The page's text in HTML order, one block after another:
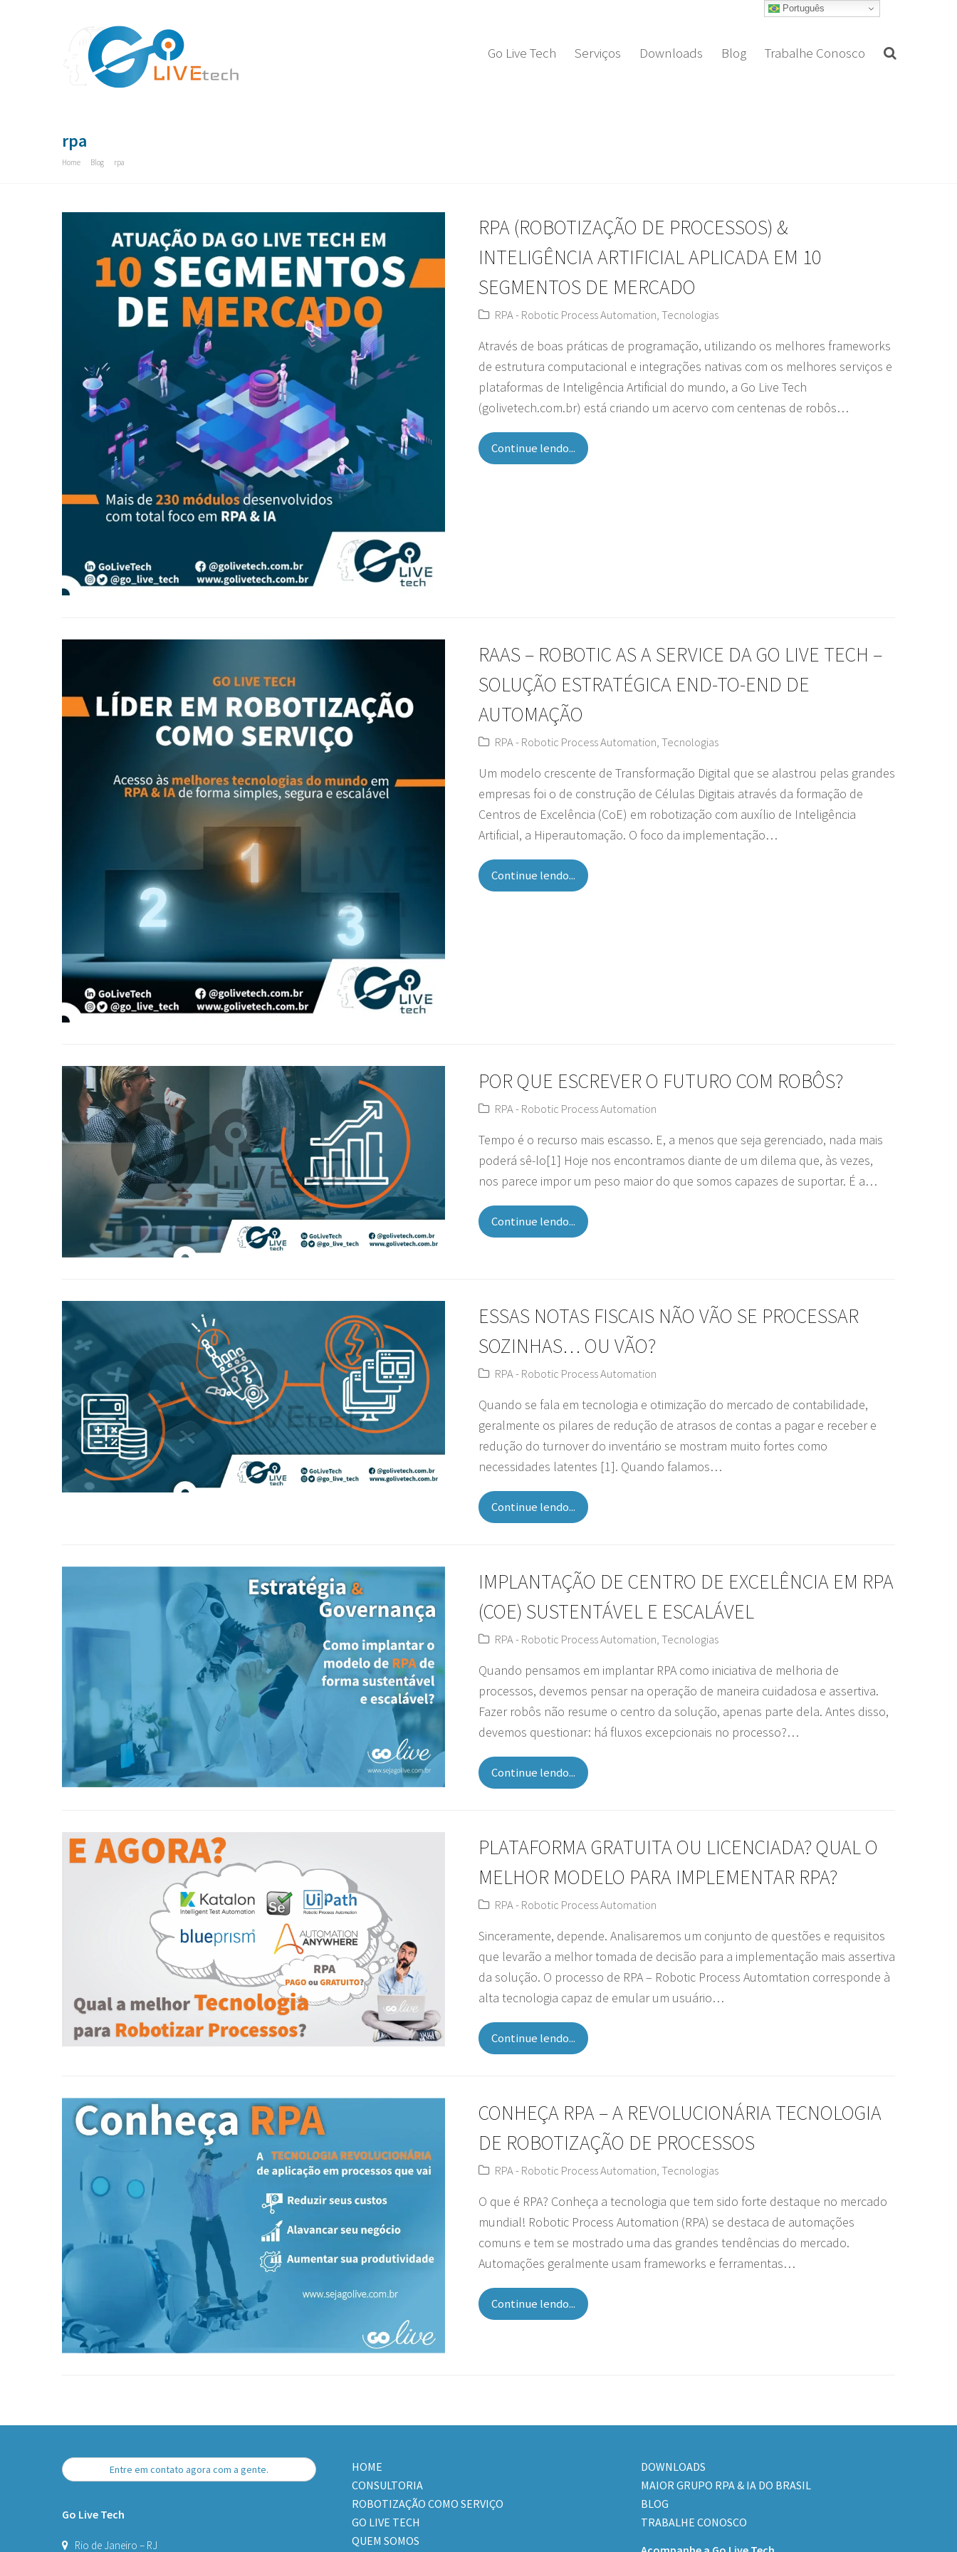
Go Live Tech Serviços Downloads Blog Trabalhe Conosco
rpa
Home Blog rpa
RPA (ROBOTIZAÇÃO DE PROCESSOS) &
INTELIGÊNCIA ARTIFICIAL APLICADA EM 10
SEGMENTOS DE MERCADO
RPA - Robotic Process Automation,Tecnologias
Através de boas práticas de programação, utilizando os melhores frameworks
de estrutura computacional e integrações nativas com os melhores serviços e
plataformas de Inteligência Artificial do mundo, a Go Live Tech
(golivetech.com.br) está criando um acervo com centenas de robôs…
Continue lendo...
RAAS – ROBOTIC AS A SERVICE DA GO LIVE TECH –
SOLUÇÃO ESTRATÉGICA END-TO-END DE
AUTOMAÇÃO
RPA - Robotic Process Automation,Tecnologias
Um modelo crescente de Transformação Digital que se alastrou pelas grandes
empresas foi o de construção de Células Digitais através da formação de
Centros de Excelência (CoE) em robotização com auxílio de Inteligência
Artificial, a Hiperautomação. O foco da implementação…
Continue lendo...
POR QUE ESCREVER O FUTURO COM ROBÔS?
RPA - Robotic Process Automation
Tempo é o recurso mais escasso. E, a menos que seja gerenciado, nada mais
poderá sê-lo[1] Hoje nos encontramos diante de um dilema que, às vezes,
nos parece impor um peso maior do que somos capazes de suportar. É a…
Continue lendo...
ESSAS NOTAS FISCAIS NÃO VÃO SE PROCESSAR
SOZINHAS… OU VÃO?
RPA - Robotic Process Automation
Quando se fala em tecnologia e otimização do mercado de contabilidade,
geralmente os pilares de redução de atrasos de contas a pagar e receber e
redução do turnover do inventário se mostram muito fortes como
necessidades latentes [1]. Quando falamos…
Continue lendo...
IMPLANTAÇÃO DE CENTRO DE EXCELÊNCIA EM RPA
(COE) SUSTENTÁVEL E ESCALÁVEL
RPA - Robotic Process Automation,Tecnologias
Quando pensamos em implantar RPA como iniciativa de melhoria de
processos, devemos pensar na operação de maneira cuidadosa e assertiva.
Fazer robôs não resume o centro da solução, apenas parte dela. Antes disso,
devemos questionar: há fluxos excepcionais no processo?…
Continue lendo...
PLATAFORMA GRATUITA OU LICENCIADA? QUAL O
MELHOR MODELO PARA IMPLEMENTAR RPA?
RPA - Robotic Process Automation
Sinceramente, depende. Analisaremos um conjunto de questões e requisitos
que levarão a melhor tomada de decisão para a implementação mais assertiva
da solução. O processo de RPA – Robotic Process Automtation corresponde à
alta tecnologia capaz de emular um usuário…
Continue lendo...
CONHEÇA RPA – A REVOLUCIONÁRIA TECNOLOGIA
DE ROBOTIZAÇÃO DE PROCESSOS
RPA - Robotic Process Automation,Tecnologias
O que é RPA? Conheça a tecnologia que tem sido forte destaque no mercado
mundial! Robotic Process Automation (RPA) se destaca de automações
comuns e tem se mostrado uma das grandes tendências do mercado.
Automações geralmente usam frameworks e ferramentas…
Continue lendo...
Entre em contato agora com a gente.
Go Live Tech
Rio de Janeiro – RJ
HOME
CONSULTORIA
ROBOTIZAÇÃO COMO SERVIÇO
GO LIVE TECH
QUEM SOMOS
DOWNLOADS
MAIOR GRUPO RPA & IA DO BRASIL
BLOG
TRABALHE CONOSCO
Português